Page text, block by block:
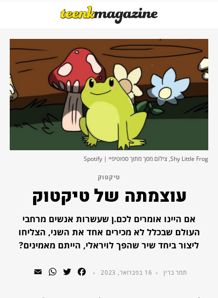
Shy Little Frog, צילום מסך מתוך ספוטיפיי | Spotify
טיקטוק
עוצמתה של טיקטוק
אם היינו אומרים לכם.ן שעשרות אנשים מרחבי
העולם שבכלל לא מכירים אחד את השני, הצליחו
ליצור ביחד שיר שהפך לויראלי, הייתם מאמינים?
תמר ברין 16 בפברואר, 2023 Facebook
Twitter
WhatsApp